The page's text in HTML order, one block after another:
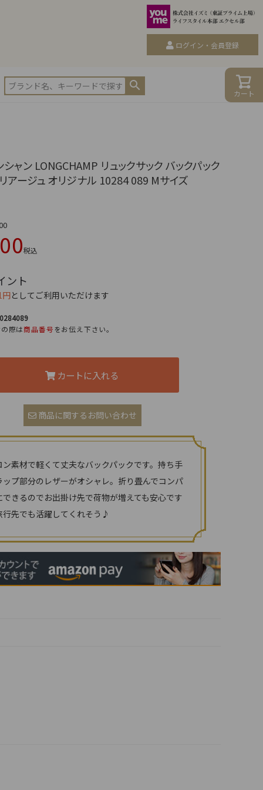
ログイン・会員登録
シャン LONGCHAMP リュックサック バックパック
アージュ オリジナル 10284 089 Mサイズ
税込
ント
円としてご利用いただけます
際は商品番号をお伝え下さい。
カートに入れる
商品に関するお問い合わせ
ン素材で軽くて丈夫なバックパックです。持ち手
ップ部分のレザーがオシャレ。折り畳んでコンパ
できるのでお出掛け先で荷物が増えても安心です
行先でも活躍してくれそう♪
カート